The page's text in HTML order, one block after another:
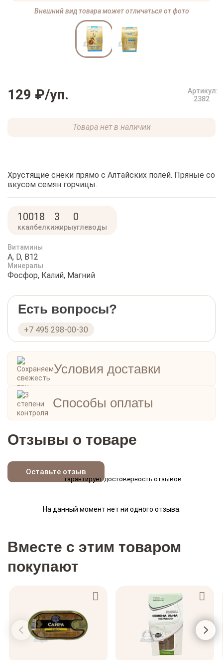
Внешний вид товара может отличаться от фото
129 ₽/уп.
Артикул:
2382
Товара нет в наличии
Хрустящие снеки прямо с Алтайских полей. Пряные со
вкусом семян горчицы.
100
ккал
18
белки
3
жиры
0
углеводы
Витамины
A, D, B12
Минералы
Фосфор, Калий, Магний
Есть вопросы?
+7 495 298-00-30
Условия доставки
Способы оплаты
Отзывы о товаре
Оставьте отзыв
гарантирует достоверность отзывов
На данный момент нет ни одного отзыва.
Вместе с этим товаром
покупают